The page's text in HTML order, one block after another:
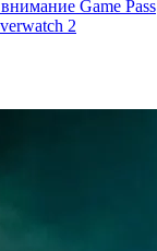
Game Pass
2